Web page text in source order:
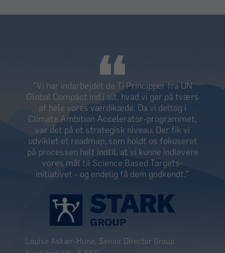
"For mig var det et naturligt valg at engagere
mig i UN Global Compact. I en verden præget
af kriser – fra Gaza til Ukraine – er det
tydeligt, at vi har brug for stærke globale
institutioner, der kan sætte retningen for en
mere bæredygtig og retfærdig fremtid. FN og
Global Compact står for de værdier og det
samarbejde, som vi har allermest brug for.
Derfor er det også afgørende, at
virksomheder tager ansvar og bakker op."
Morten Lund Pedersen, i sin tidligere stilling som